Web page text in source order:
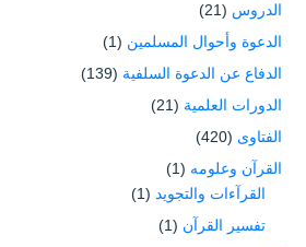
الدروس (21)
الدعوة وأحوال المسلمين (1)
الدفاع عن الدعوة السلفية (139)
الدورات العلمية (21)
الفتاوى (420)
القرآن وعلومه (1)
القرآءات والتجويد (1)
تفسير القرآن (1)